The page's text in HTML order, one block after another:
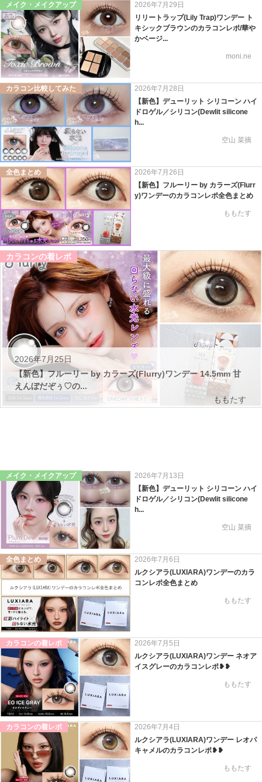
メイク・メイクアップ
2026年7月29日
リリートラップ(Lily Trap)ワンデー ト
キシックブラウンのカラコンレポ/華や
かベージ...
moni.ne
カラコン比較してみた
2026年7月28日
【新色】デューリット シリコーン ハイ
ドロゲル／シリコン(Dewlit silicone
h...
空山 菜摘
全色まとめ
2026年7月26日
【新色】フルーリー by カラーズ(Flurr
y)ワンデーのカラコンレポ全色まとめ
ももたす
カラコンの着レポ
2026年7月25日
【新色】フルーリー by カラーズ(Flurry)ワンデー 14.5mm 甘
えんぼだぞぅ♡の...
ももたす
メイク・メイクアップ
2026年7月13日
【新色】デューリット シリコーン ハイ
ドロゲル／シリコン(Dewlit silicone
h...
空山 菜摘
全色まとめ
2026年7月6日
ルクシアラ(LUXIARA)ワンデーのカラ
コンレポ全色まとめ
ももたす
カラコンの着レポ
2026年7月5日
ルクシアラ(LUXIARA)ワンデー ネオア
イスグレーのカラコンレポ❥❥
ももたす
カラコンの着レポ
2026年7月4日
ルクシアラ(LUXIARA)ワンデー レオパ
キャメルのカラコンレポ❥❥
ももたす